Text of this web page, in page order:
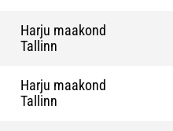
Harju maakond
Tallinn
Harju maakond
Tallinn